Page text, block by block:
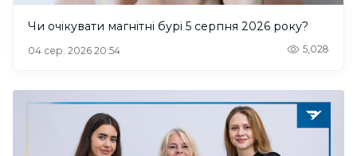
Чи очікувати магнітні бурі 5 серпня 2026 року?
04 сер. 2026 20:54 5,028